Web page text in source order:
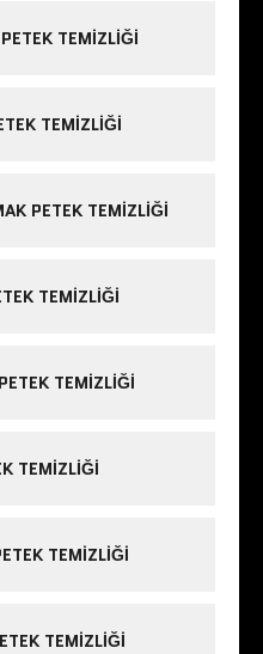
TEMIZLIĞI
TEMIZLIĞI
PETEK TEMIZLIĞI
TEMIZLIĞI
TEMIZLIĞI
TEMIZLIĞI
TEMIZLIĞI
TEMIZLIĞI